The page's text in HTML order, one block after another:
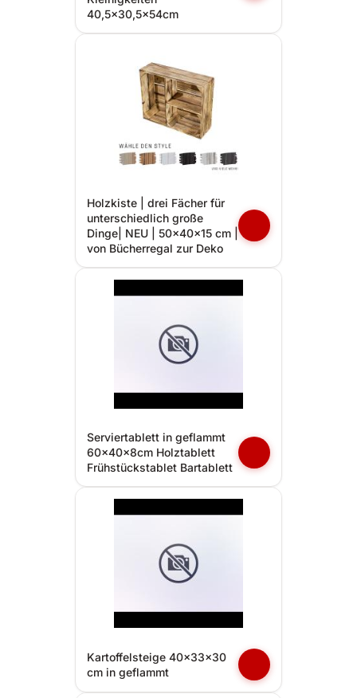
40,5x30,5x54cm
Holzkiste | drei Fächer für
unterschiedlich große
Dinge| NEU | 50x40x15 cm |
von Bücherregal zur Deko
Serviertablett in geflammt
60x40x8cm Holztablett
Frühstückstablet Bartablett
Kartoffelsteige 40x33x30
cm in geflammt